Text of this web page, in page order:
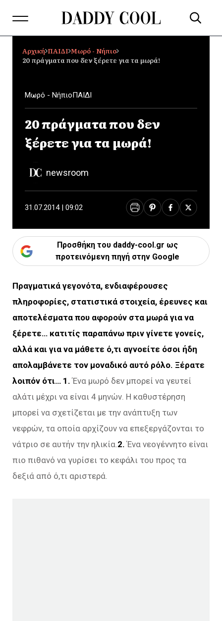
Αρχική ΠΑΙΔΙ Μωρό - Νήπιο
20 πράγματα που δεν ξέρετε για τα μωρά!
Μωρό - ΝήπιοΠΑΙΔΙ
20 πράγματα που δεν
ξέρετε για τα μωρά!
newsroom
31.07.2014 | 09:02
Προσθήκη του daddy-cool.gr ως
προτεινόμενη πηγή στην Google
Πραγματικά γεγονότα, ενδιαφέρουσες
πληροφορίες, στατιστικά στοιχεία, έρευνες και
αποτελέσματα που αφορούν στα μωρά για να
ξέρετε… κατιτίς παραπάνω πριν γίνετε γονείς,
αλλά και για να μάθετε ό,τι αγνοείτε όσοι ήδη
απολαμβάνετε τον μοναδικό αυτό ρόλο. Ξέρατε
λοιπόν ότι… 1. Ένα μωρό δεν μπορεί να γευτεί
αλάτι μέχρι να είναι 4 μηνών. Η καθυστέρηση
μπορεί να σχετίζεται με την ανάπτυξη των
νεφρών, τα οποία αρχίζουν να επεξεργάζονται το
νάτριο σε αυτήν την ηλικία.2. Ένα νεογέννητο είναι
πιο πιθανό να γυρίσει το κεφάλι του προς τα
δεξιά από ό,τι αριστερά.